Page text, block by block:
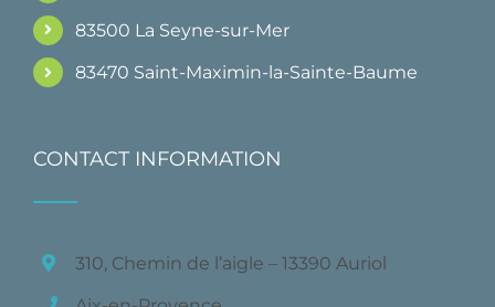
83500 La Seyne-sur-Mer
83470 Saint-Maximin-la-Sainte-Baume
CONTACT INFORMATION
310, Chemin de l’aigle – 13390 Auriol